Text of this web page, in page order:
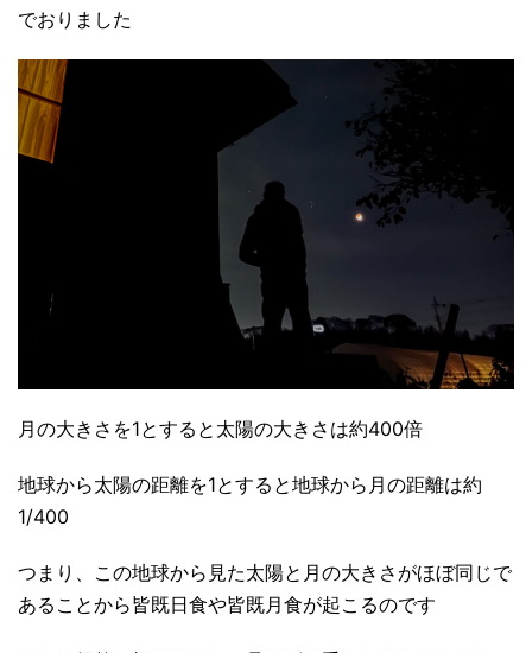
でおりました
月の大きさを1とすると太陽の大きさは約400倍
地球から太陽の距離を1とすると地球から月の距離は約
1/400
つまり、この地球から見た太陽と月の大きさがほぼ同じで
あることから皆既日食や皆既月食が起こるのです